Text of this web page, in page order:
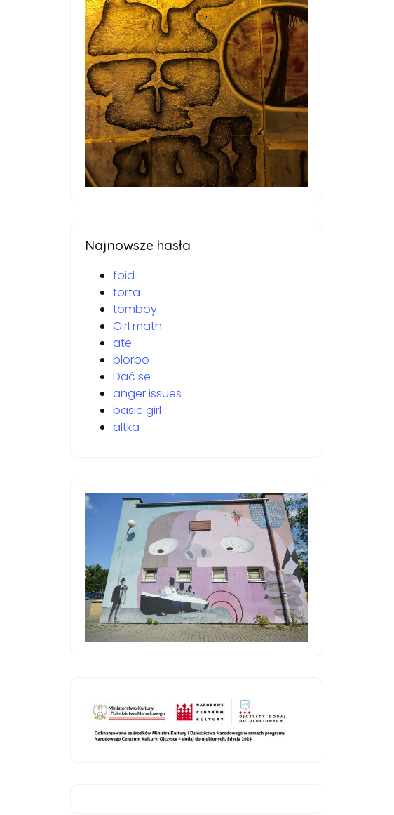
Najnowsze hasła
foid
torta
tomboy
Girl math
ate
blorbo
Dać se
anger issues
basic girl
altka